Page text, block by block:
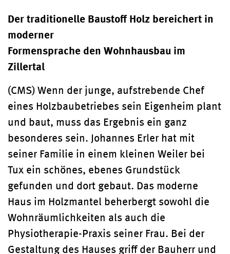
Der traditionelle Baustoff Holz bereichert in
moderner
Formensprache den Wohnhausbau im
Zillertal
(CMS) Wenn der junge, aufstrebende Chef
eines Holzbaubetriebes sein Eigenheim plant
und baut, muss das Ergebnis ein ganz
besonderes sein. Johannes Erler hat mit
seiner Familie in einem kleinen Weiler bei
Tux ein schönes, ebenes Grundstück
gefunden und dort gebaut. Das moderne
Haus im Holzmantel beherbergt sowohl die
Wohnräumlichkeiten als auch die
Physiotherapie-Praxis seiner Frau. Bei der
Gestaltung des Hauses griff der Bauherr und